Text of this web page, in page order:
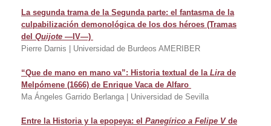
La segunda trama de la Segunda parte: el fantasma de la
culpabilización demonológica de los dos héroes (Tramas
del Quijote —IV—)
Pierre Darnis | Universidad de Burdeos AMERIBER
“Que de mano en mano va”: Historia textual de la Lira de
Melpómene (1666) de Enrique Vaca de Alfaro
Ma Ángeles Garrido Berlanga | Universidad de Sevilla
Entre la Historia y la epopeya: el Panegírico a Felipe V de